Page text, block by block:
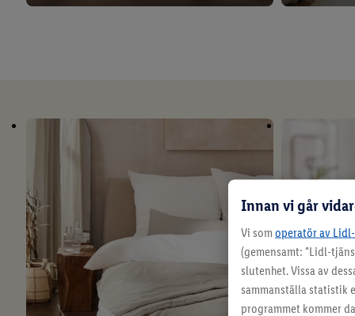
Juldekoration Hemtextil
Innan vi går
Vi som operatör av
(gemensamt: "Lidl-
slutenhet. Vissa av
sammanställa statistik
programmet kommer